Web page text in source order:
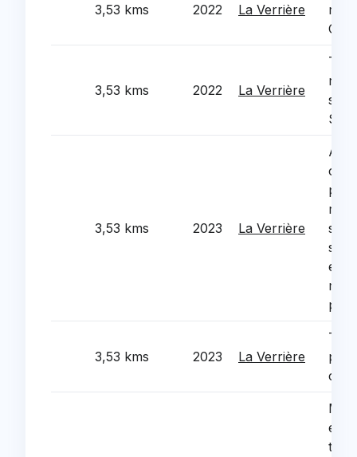
3,53 kms 2022 La Verrière
3,53 kms 2022 La Verrière
3,53 kms 2023 La Verrière
3,53 kms 2023 La Verrière